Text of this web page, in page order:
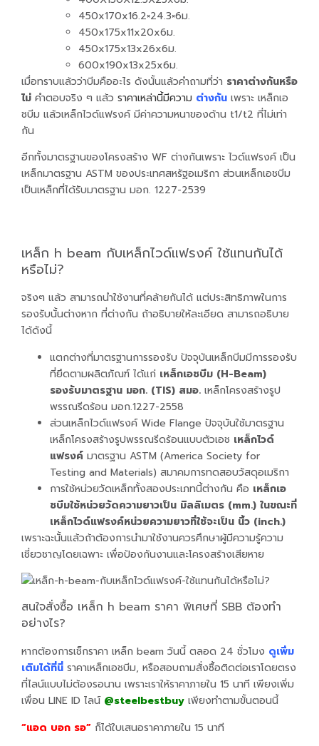
450x170x16.2×24.3×6ม.
450x175x11x20x6ม.
450x175x13x26x6ม.
600x190x13x25x6ม.
เมื่อทราบแล้วว่าบีมคืออะไร ดังนั้นแล้วคำถามที่ว่า ราคาต่างกันหรือ
ไม่ คำตอบจริง ๆ แล้ว ราคาเหล่านี้มีความ ต่างกัน เพราะ เหล็กเอ
ชบีม แล้วเหล็กไวด์แฟรงค์มีค่าความหนาของด้าน t1/t2 ที่ไม่เท่า
กัน
อีกทั้งมาตรฐานของโครงสร้าง WF ต่างกันเพราะ ไวด์แฟรงค์ เป็น
เหล็กมาตรฐาน ASTM ของประเทศสหรัฐอเมริกา ส่วนเหล็กเอชบีม
เป็นเหล็กที่ได้รับมาตรฐาน มอก. 1227-2539
เหล็ก h beam กับเหล็กไวด์แฟรงค์ ใช้แทนกันได้
หรือไม่?
จริงๆ แล้ว สามารถนำใช้งานที่คล้ายกันได้ แต่ประสิทธิภาพในการ
รองรับนั้นต่างหาก ที่ต่างกัน ถ้าอธิบายให้ละเอียด สามารถอธิบาย
ได้ดังนี้
แตกต่างที่มาตรฐานการรองรับ ปัจจุบันเหล็กบีมมีการรองรับ
ที่ยึดตามผลิตภัณฑ์ ได้แก่ เหล็กเอชบีม (H-Beam)
รองรับมาตรฐาน มอก. (TIS) สมอ. เหล็กโครงสร้างรูป
พรรณรีดร้อน มอก.1227-2558
ส่วนเหล็กไวด์แฟรงค์ Wide Flange ปัจจุบันใช้มาตรฐาน
เหล็กโครงสร้างรูปพรรณรีดร้อนแบบตัวเอช เหล็กไวด์
แฟรงค์ มาตรฐาน ASTM (America Society for
Testing and Materials) สมาคมการทดสอบวัสดุอเมริกา
การใช้หน่วยวัดเหล็กทั้งสองประเภทนี้ต่างกัน คือ เหล็กเอ
ชบีมใช้หน่วยวัดความยาวเป็น มิลลิเมตร (mm.) ในขณะที่
เหล็กไวด์แฟรงค์หน่วยความยาวที่ใช้จะเป็น นิ้ว (inch.)
เพราะฉะนั้นแล้วถ้าต้องการนำมาใช้งานควรศึกษาผู้มีความรู้ความ
เชี่ยวชาญโดยเฉพาะ เพื่อป้องกันงานและโครงสร้างเสียหาย
สนใจสั่งซื้อ เหล็ก h beam ราคา พิเศษที่ SBB ต้องทำ
อย่างไร?
หากต้องการเช็กราคา เหล็ก beam วันนี้ ตลอด 24 ชั่วโมง ดูเพิ่ม
เติมได้ที่นี่ ราคาเหล็กเอชบีม, หรือสอบถามสั่งซื้อติดต่อเราโดยตรง
ที่ไลน์แบบไม่ต้องรอนาน เพราะเราให้ราคาภายใน 15 นาที เพียงเพิ่ม
เพื่อน LINE ID ไลน์@steelbestbuy เพียงทำตามขั้นตอนนี้
“แอด บอก รอ” ก็ได้ใบเสนอราคาภายใน 15 นาที